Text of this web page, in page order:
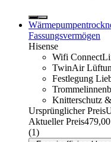
Fassungsvermögen
Hisense
Wifi
TwinAir
Festlegung
Knitterschutz
Ursprünglicher Preis
Aktueller Preis
(1)